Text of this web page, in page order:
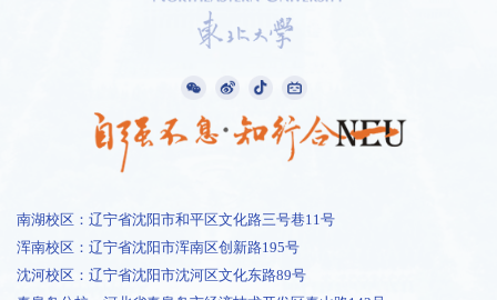
南湖校区：辽宁省沈阳市和平区文化路三号巷11号
浑南校区：辽宁省沈阳市浑南区创新路195号
沈河校区：辽宁省沈阳市沈河区文化东路89号